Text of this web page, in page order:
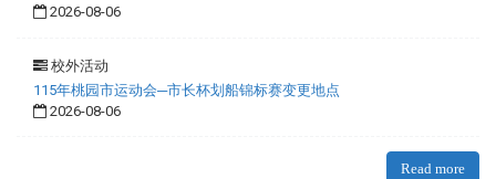
2026-08-06
校外活动
115年桃园市运动会─市长杯划船锦标赛变更地点
2026-08-06
Read more